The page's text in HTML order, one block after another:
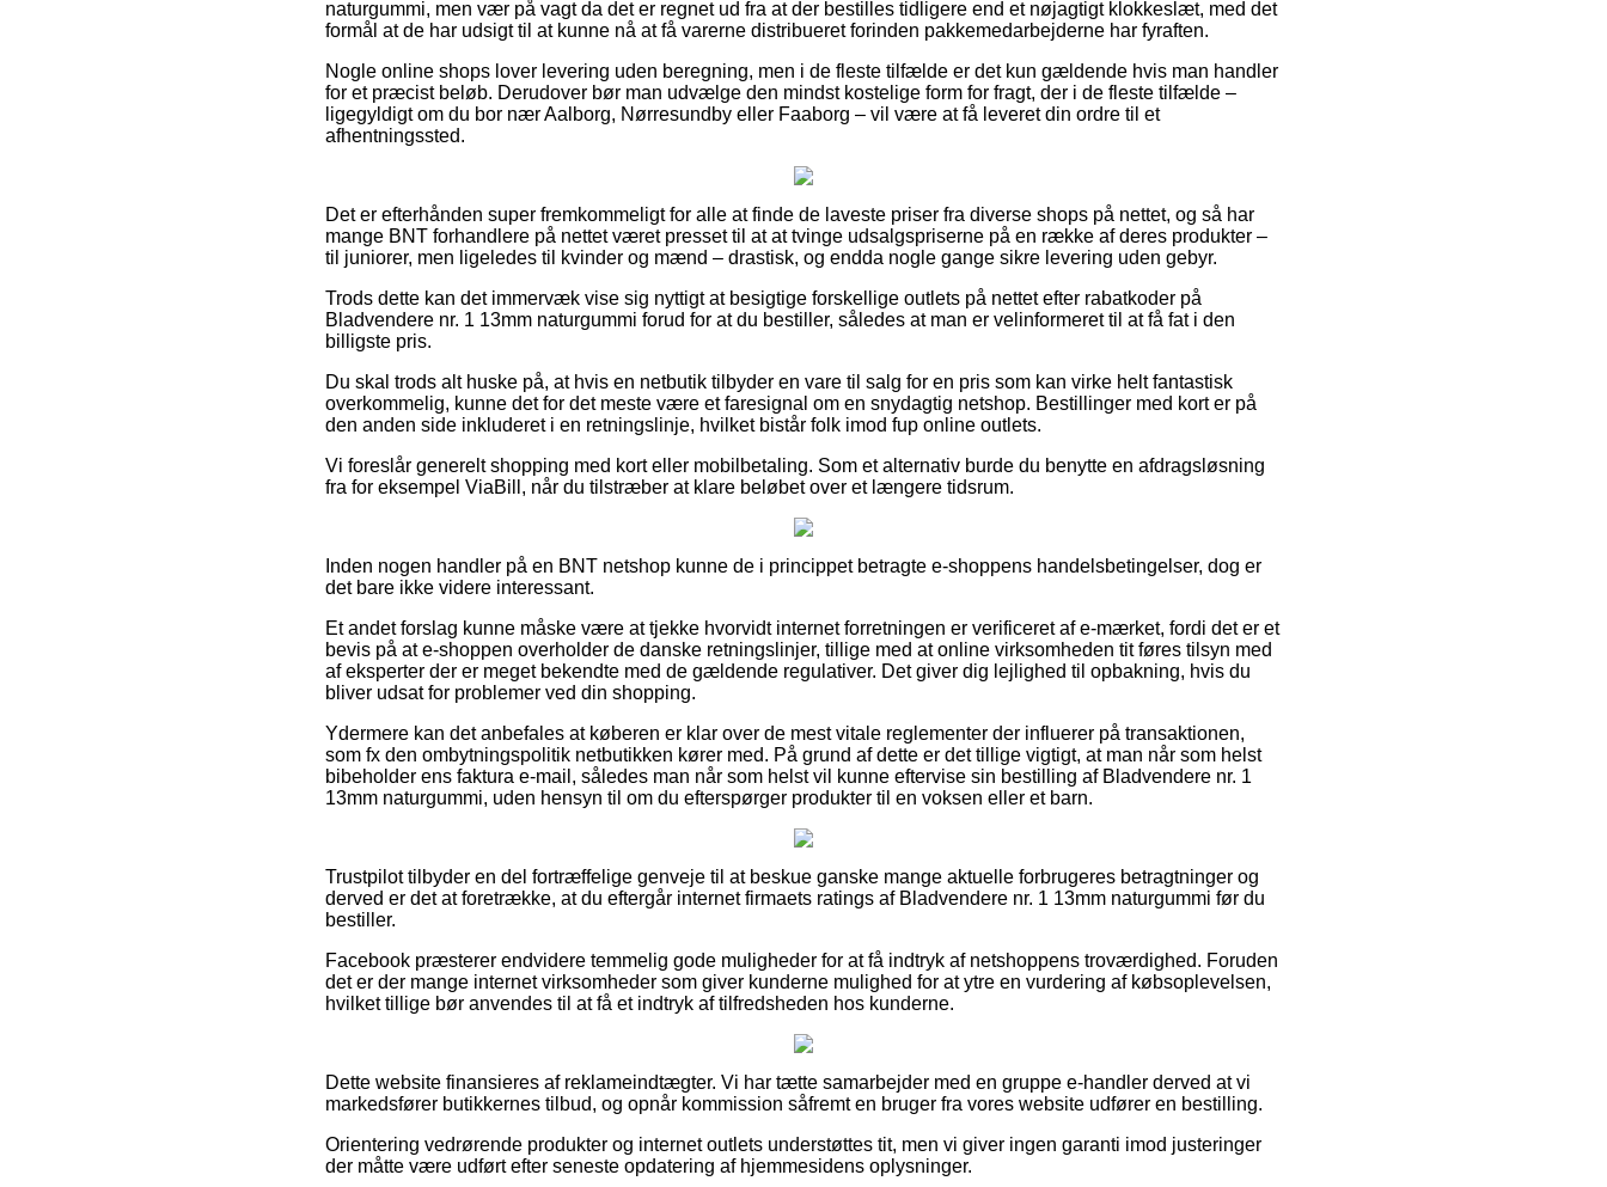
naturgummi, men vær på vagt da det er regnet ud fra at der bestilles tidligere end et nøjagtigt klokkeslæt, med det
formål at de har udsigt til at kunne nå at få varerne distribueret forinden pakkemedarbejderne har fyraften.
Nogle online shops lover levering uden beregning, men i de fleste tilfælde er det kun gældende hvis man handler
for et præcist beløb. Derudover bør man udvælge den mindst kostelige form for fragt, der i de fleste tilfælde –
ligegyldigt om du bor nær Aalborg, Nørresundby eller Faaborg – vil være at få leveret din ordre til et
afhentningssted.
Det er efterhånden super fremkommeligt for alle at finde de laveste priser fra diverse shops på nettet, og så har
mange BNT forhandlere på nettet været presset til at at tvinge udsalgspriserne på en række af deres produkter –
til juniorer, men ligeledes til kvinder og mænd – drastisk, og endda nogle gange sikre levering uden gebyr.
Trods dette kan det immervæk vise sig nyttigt at besigtige forskellige outlets på nettet efter rabatkoder på
Bladvendere nr. 1 13mm naturgummi forud for at du bestiller, således at man er velinformeret til at få fat i den
billigste pris.
Du skal trods alt huske på, at hvis en netbutik tilbyder en vare til salg for en pris som kan virke helt fantastisk
overkommelig, kunne det for det meste være et faresignal om en snydagtig netshop. Bestillinger med kort er på
den anden side inkluderet i en retningslinje, hvilket bistår folk imod fup online outlets.
Vi foreslår generelt shopping med kort eller mobilbetaling. Som et alternativ burde du benytte en afdragsløsning
fra for eksempel ViaBill, når du tilstræber at klare beløbet over et længere tidsrum.
Inden nogen handler på en BNT netshop kunne de i princippet betragte e-shoppens handelsbetingelser, dog er
det bare ikke videre interessant.
Et andet forslag kunne måske være at tjekke hvorvidt internet forretningen er verificeret af e-mærket, fordi det er et
bevis på at e-shoppen overholder de danske retningslinjer, tillige med at online virksomheden tit føres tilsyn med
af eksperter der er meget bekendte med de gældende regulativer. Det giver dig lejlighed til opbakning, hvis du
bliver udsat for problemer ved din shopping.
Ydermere kan det anbefales at køberen er klar over de mest vitale reglementer der influerer på transaktionen,
som fx den ombytningspolitik netbutikken kører med. På grund af dette er det tillige vigtigt, at man når som helst
bibeholder ens faktura e-mail, således man når som helst vil kunne eftervise sin bestilling af Bladvendere nr. 1
13mm naturgummi, uden hensyn til om du efterspørger produkter til en voksen eller et barn.
Trustpilot tilbyder en del fortræffelige genveje til at beskue ganske mange aktuelle forbrugeres betragtninger og
derved er det at foretrække, at du eftergår internet firmaets ratings af Bladvendere nr. 1 13mm naturgummi før du
bestiller.
Facebook præsterer endvidere temmelig gode muligheder for at få indtryk af netshoppens troværdighed. Foruden
det er der mange internet virksomheder som giver kunderne mulighed for at ytre en vurdering af købsoplevelsen,
hvilket tillige bør anvendes til at få et indtryk af tilfredsheden hos kunderne.
Dette website finansieres af reklameindtægter. Vi har tætte samarbejder med en gruppe e-handler derved at vi
markedsfører butikkernes tilbud, og opnår kommission såfremt en bruger fra vores website udfører en bestilling.
Orientering vedrørende produkter og internet outlets understøttes tit, men vi giver ingen garanti imod justeringer
der måtte være udført efter seneste opdatering af hjemmesidens oplysninger.